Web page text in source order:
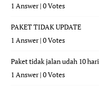
1 Answer|0 Votes
PAKET TIDAK UPDATE
1 Answer|0 Votes
Paket tidak jalan udah 10 hari
1 Answer|0 Votes